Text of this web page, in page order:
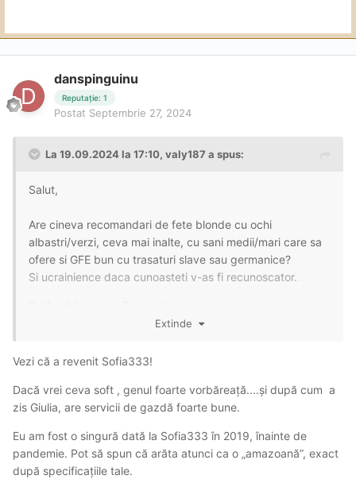
danspinguinu
Reputație: 1
Postat Septembrie 27, 2024
La 19.09.2024 la 17:10, valy187 a spus:
Salut,
Are cineva recomandari de fete blonde cu ochi
albastri/verzi, ceva mai inalte, cu sani medii/mari care sa
ofere si GFE bun cu trasaturi slave sau germanice?
Si ucrainience daca cunoasteti v-as fi recunoscator.
Extinde
Vezi că a revenit Sofia333!
Dacă vrei ceva soft , genul foarte vorbăreață....și după cum a
zis Giulia, are servicii de gazdă foarte bune.
Eu am fost o singură dată la Sofia333 în 2019, înainte de
pandemie. Pot să spun că arăta atunci ca o „amazoană”, exact
după specificațiile tale.